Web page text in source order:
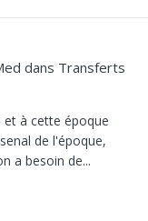
dans Transferts
et à cette époque
de l'époque,
a besoin de...